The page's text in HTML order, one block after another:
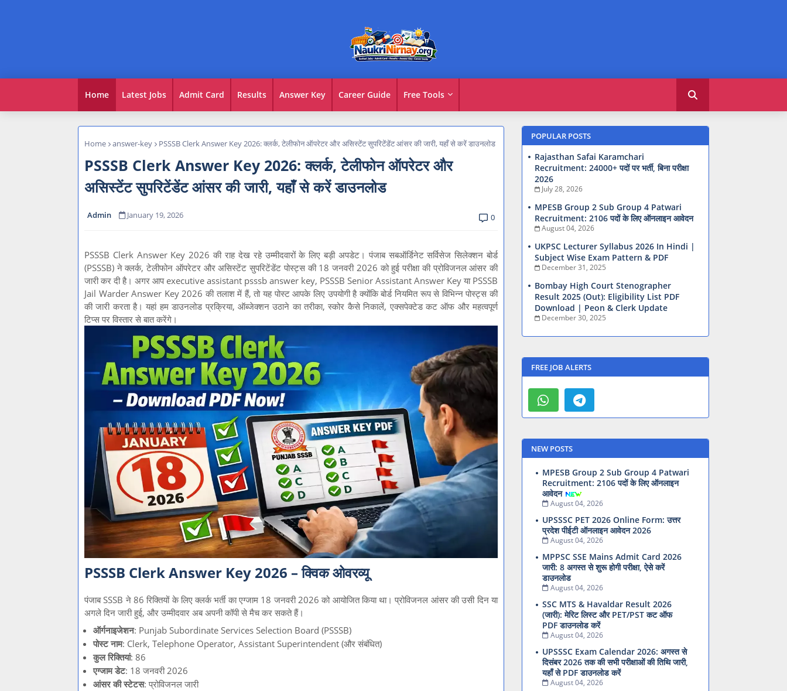
Home Latest Jobs Admit Card Results Answer Key Career Guide Free Tools
Home answer-key PSSSB Clerk Answer Key 2026: क्लर्क, टेलीफोन ऑपरेटर और असिस्टेंट सुपरिटेंडेंट आंसर की जारी, यहाँ से करें डाउनलोड
PSSSB Clerk Answer Key 2026: क्लर्क, टेलीफोन ऑपरेटर और
असिस्टेंट सुपरिटेंडेंट आंसर की जारी, यहाँ से करें डाउनलोड
Admin January 19, 2026 0
PSSSB Clerk Answer Key 2026 की राह देख रहे उम्मीदवारों के लिए बड़ी अपडेट। पंजाब सबऑर्डिनेट सर्विसेज सिलेक्शन बोर्ड
(PSSSB) ने क्लर्क, टेलीफोन ऑपरेटर और असिस्टेंट सुपरिटेंडेंट पोस्ट्स की 18 जनवरी 2026 को हुई परीक्षा की प्रोविजनल आंसर की
जारी कर दी है। अगर आप executive assistant psssb answer key, PSSSB Senior Assistant Answer Key या PSSSB
Jail Warder Answer Key 2026 की तलाश में हैं, तो यह पोस्ट आपके लिए उपयोगी है क्योंकि बोर्ड नियमित रूप से विभिन्न पोस्ट्स की
की जारी करता है। यहां हम डाउनलोड प्रक्रिया, ऑब्जेक्शन उठाने का तरीका, स्कोर कैसे निकालें, एक्सपेक्टेड कट ऑफ और महत्वपूर्ण
टिप्स पर विस्तार से बात करेंगे।
PSSSB Clerk Answer Key 2026 – क्विक ओवरव्यू
पंजाब SSSB ने 86 रिक्तियों के लिए क्लर्क भर्ती का एग्जाम 18 जनवरी 2026 को आयोजित किया था। प्रोविजनल आंसर की उसी दिन या
अगले दिन जारी हुई, और उम्मीदवार अब अपनी कॉपी से मैच कर सकते हैं।
ऑर्गनाइजेशन: Punjab Subordinate Services Selection Board (PSSSB)
पोस्ट नाम: Clerk, Telephone Operator, Assistant Superintendent (और संबंधित)
कुल रिक्तियां: 86
एग्जाम डेट: 18 जनवरी 2026
आंसर की स्टेटस: प्रोविजनल जारी
POPULAR POSTS
Rajasthan Safai Karamchari
Recruitment: 24000+ पदों पर भर्ती, बिना परीक्षा
2026
July 28, 2026
MPESB Group 2 Sub Group 4 Patwari
Recruitment: 2106 पदों के लिए ऑनलाइन आवेदन
August 04, 2026
UKPSC Lecturer Syllabus 2026 In Hindi |
Subject Wise Exam Pattern & PDF
December 31, 2025
Bombay High Court Stenographer
Result 2025 (Out): Eligibility List PDF
Download | Peon & Clerk Update
December 30, 2025
FREE JOB ALERTS
NEW POSTS
MPESB Group 2 Sub Group 4 Patwari
Recruitment: 2106 पदों के लिए ऑनलाइन
आवेदन
August 04, 2026
UPSSSC PET 2026 Online Form: उत्तर
प्रदेश पीईटी ऑनलाइन आवेदन 2026
August 04, 2026
MPPSC SSE Mains Admit Card 2026
जारी: 8 अगस्त से शुरू होगी परीक्षा, ऐसे करें
डाउनलोड
August 04, 2026
SSC MTS & Havaldar Result 2026
(जारी): मेरिट लिस्ट और PET/PST कट ऑफ
PDF डाउनलोड करें
August 04, 2026
UPSSSC Exam Calendar 2026: अगस्त से
दिसंबर 2026 तक की सभी परीक्षाओं की तिथि जारी,
यहाँ से PDF डाउनलोड करें
August 04, 2026